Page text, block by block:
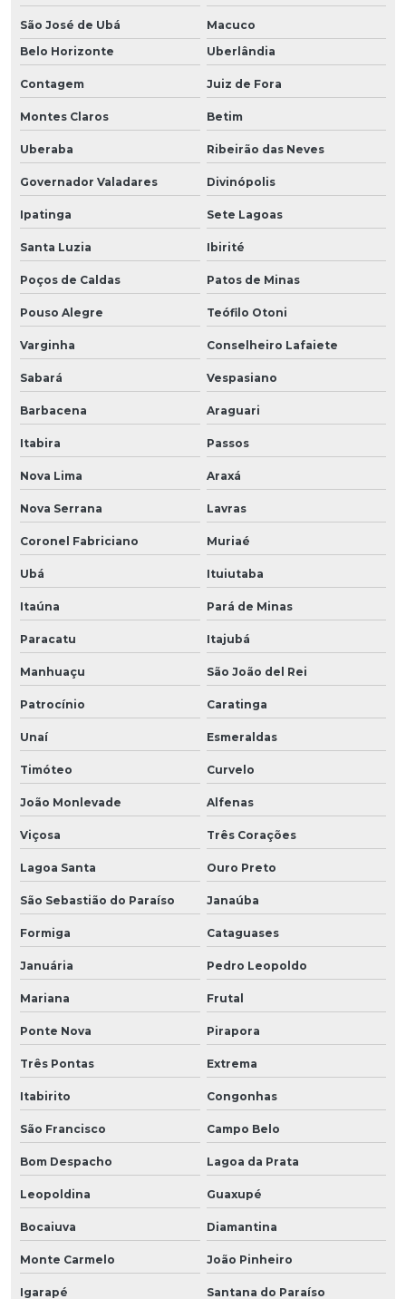
São José de Ubá
Macuco
Belo Horizonte
Uberlândia
Contagem Juiz de Fora
Montes Claros Betim
Uberaba Ribeirão das Neves
Governador Valadares Divinópolis
Ipatinga Sete Lagoas
Santa Luzia Ibirité
Poços de Caldas Patos de Minas
Pouso Alegre Teófilo Otoni
Varginha Conselheiro Lafaiete
Sabará Vespasiano
Barbacena Araguari
Itabira Passos
Nova Lima Araxá
Nova Serrana Lavras
Coronel Fabriciano Muriaé
Ubá Ituiutaba
Itaúna Pará de Minas
Paracatu Itajubá
Manhuaçu São João del Rei
Patrocínio Caratinga
Unaí Esmeraldas
Timóteo Curvelo
João Monlevade Alfenas
Viçosa Três Corações
Lagoa Santa Ouro Preto
São Sebastião do Paraíso Janaúba
Formiga Cataguases
Januária Pedro Leopoldo
Mariana Frutal
Ponte Nova Pirapora
Três Pontas Extrema
Itabirito Congonhas
São Francisco Campo Belo
Bom Despacho Lagoa da Prata
Leopoldina Guaxupé
Bocaiuva Diamantina
Monte Carmelo João Pinheiro
Igarapé Santana do Paraíso